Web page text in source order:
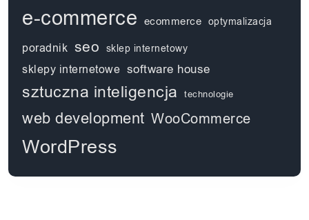
e-commerce ecommerce optymalizacja
poradnik seo sklep internetowy
sklepy internetowe software house
sztuczna inteligencja technologie
web development WooCommerce
WordPress